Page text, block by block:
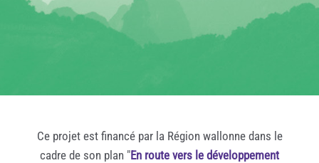
Ce projet est financé par la Région wallonne dans le
cadre de son plan "En route vers le développement